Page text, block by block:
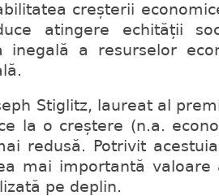
creșterii
atingere echității
inegală a resurselor
Stiglitz, laureat al
la o creștere (n.a.
redusă. Potrivit
mai importantă
pe deplin.